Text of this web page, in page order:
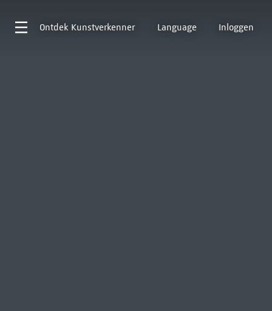
Ontdek Kunstverkenner Language Inloggen